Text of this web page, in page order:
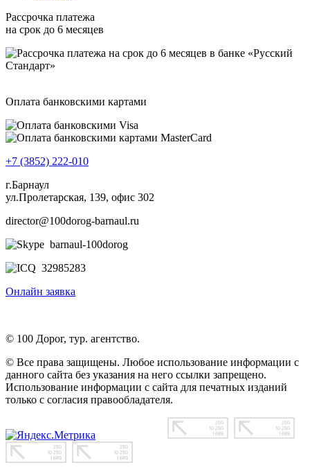
Рассрочка платежа
на срок до 6 месяцев
Оплата банковскими картами
+7 (3852) 222-010
г.Барнаул
ул.Пролетарская, 139, офис 302
director@100dorog-barnaul.ru
barnaul-100dorog
32985283
Онлайн заявка
© 100 Дорог, тур. агентство.
© Все права защищены. Любое использование информации с
данного сайта без указания на него ссылки запрещено.
Использование информации с сайта для печатных изданий
только с согласия правообладателя.